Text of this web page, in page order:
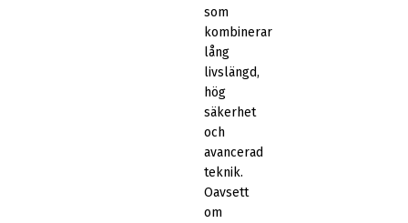
som
kombinerar
lång
livslängd,
hög
säkerhet
och
avancerad
teknik.
Oavsett
om